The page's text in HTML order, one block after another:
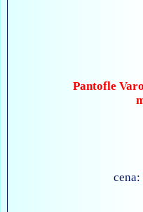
Pantofle
cena: